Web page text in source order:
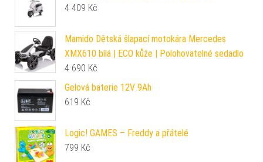
4 409 Kč
Mamido Dětská šlapací motokára Mercedes
XMX610 bílá | ECO kůže | Polohovatelné sedadlo
4 690 Kč
Gelová baterie 12V 9Ah
619 Kč
Logic! GAMES – Freddy a přátelé
799 Kč